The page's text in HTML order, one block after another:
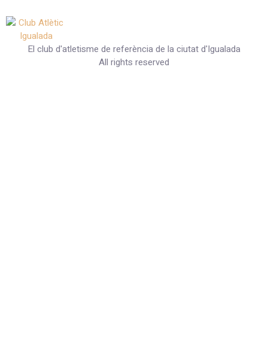
El club d'atletisme de referència de la ciutat d'Igualada
All rights reserved